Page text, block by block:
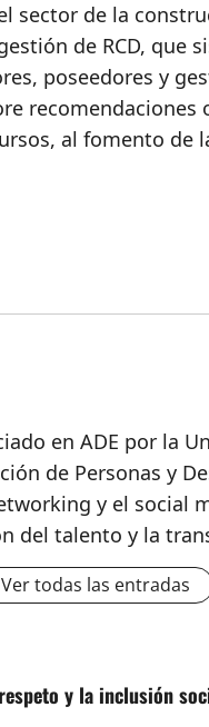
sector de la
de RCD, que
poseedores y
recomendaciones
al fomento de
en ADE por la
de Personas y
y el social
del talento y la
Ver todas las entradas
y la inclusión